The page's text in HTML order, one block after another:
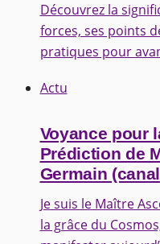
Découvrez la
forces, ses points
pratiques pour
Actu
Voyance pour
Prédiction de
Germain
Je suis le Maître
la grâce du